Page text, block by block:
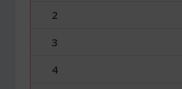
2
3
4